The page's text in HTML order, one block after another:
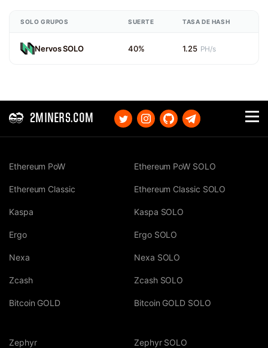
SOLO GRUPOS SUERTE TASA DE HASH
Nervos SOLO 40% 1.25 PH/s
2MINERS.COM
Ethereum PoW
Ethereum Classic
Kaspa
Ergo
Nexa
Zcash
Bitcoin GOLD
Ethereum PoW SOLO
Ethereum Classic SOLO
Kaspa SOLO
Ergo SOLO
Nexa SOLO
Zcash SOLO
Bitcoin GOLD SOLO
Zephyr Zephyr SOLO